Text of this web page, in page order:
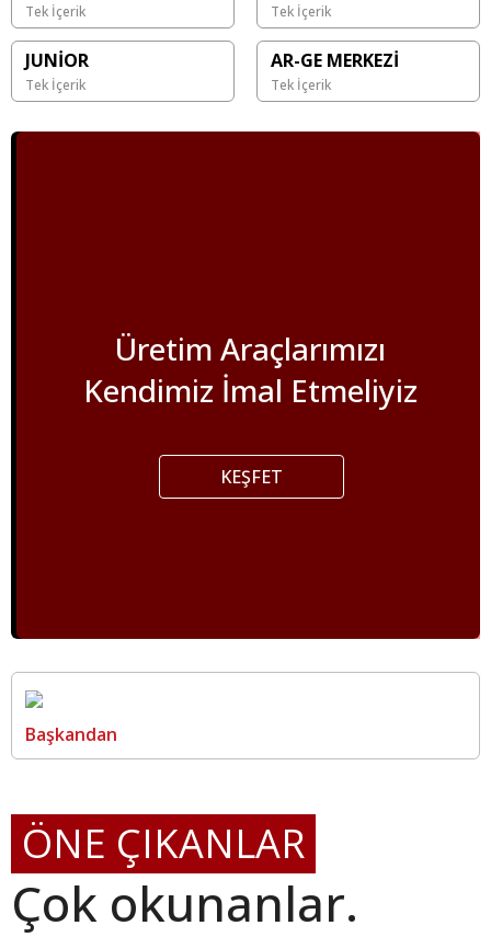
Tek İçerik Tek İçerik
JUNİOR
Tek İçerik
AR-GE MERKEZİ
Tek İçerik
Üretim Araçlarımızı
Kendimiz İmal Etmeliyiz
KEŞFET
Başkandan
ÖNE ÇIKANLAR
Çok okunanlar.